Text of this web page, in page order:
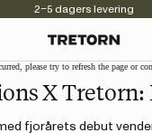
2–5 dagers levering
please try to refresh the page or
X
fjorårets debut